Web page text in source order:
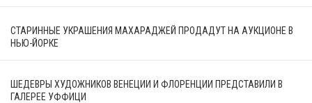
СТАРИННЫЕ УКРАШЕНИЯ МАХАРАДЖЕЙ ПРОДАДУТ НА АУКЦИОНЕ В
НЬЮ-ЙОРКЕ
ШЕДЕВРЫ ХУДОЖНИКОВ ВЕНЕЦИИ И ФЛОРЕНЦИИ ПРЕДСТАВИЛИ В
ГАЛЕРЕЕ УФФИЦИ